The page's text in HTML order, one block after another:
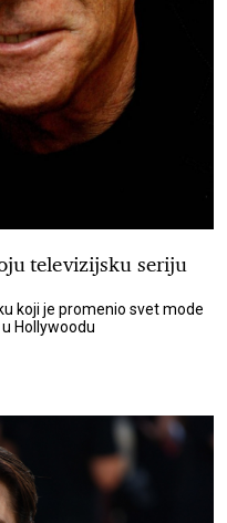
televizijsku seriju
koji je promenio svet mode
Hollywoodu